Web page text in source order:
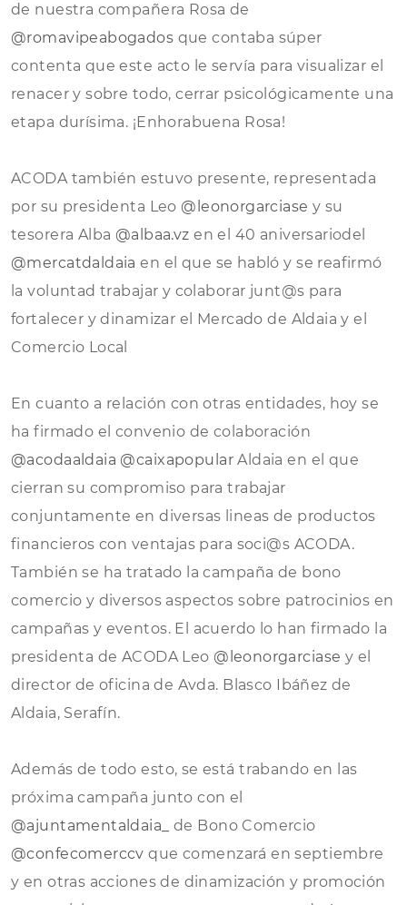
de nuestra compañera Rosa de
@romavipeabogados que contaba súper
contenta que este acto le servía para visualizar el
renacer y sobre todo, cerrar psicológicamente una
etapa durísima. ¡Enhorabuena Rosa!
ACODA también estuvo presente, representada
por su presidenta Leo@leonorgarciase y su
tesorera Alba @albaa.vz en el 40 aniversariodel
@mercatdaldaia en el que se habló y se reafirmó
la voluntad trabajar y colaborar junt@s para
fortalecer y dinamizar el Mercado de Aldaia y el
Comercio Local
En cuanto a relación con otras entidades, hoy se
ha firmado el convenio de colaboración
@acodaaldaia @caixapopularAldaia en el que
cierran su compromiso para trabajar
conjuntamente en diversas lineas de productos
financieros con ventajas para soci@s ACODA.
También se ha tratado la campaña de bono
comercio y diversos aspectos sobre patrocinios en
campañas y eventos. El acuerdo lo han firmado la
presidenta de ACODA Leo@leonorgarciase y el
director de oficina de Avda. Blasco Ibáñez de
Aldaia, Serafín.
Además de todo esto, se está trabando en las
próxima campaña junto con el
@ajuntamentaldaia_
de Bono Comercio
@confecomerccv que comenzará en septiembre
y en otras acciones de dinamización y promoción